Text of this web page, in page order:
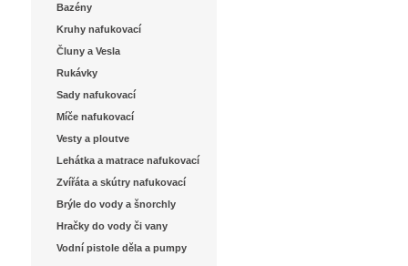
Bazény
Kruhy nafukovací
Čluny a Vesla
Rukávky
Sady nafukovací
Míče nafukovací
Vesty a ploutve
Lehátka a matrace nafukovací
Zvířáta a skútry nafukovací
Brýle do vody a šnorchly
Hračky do vody či vany
Vodní pistole děla a pumpy